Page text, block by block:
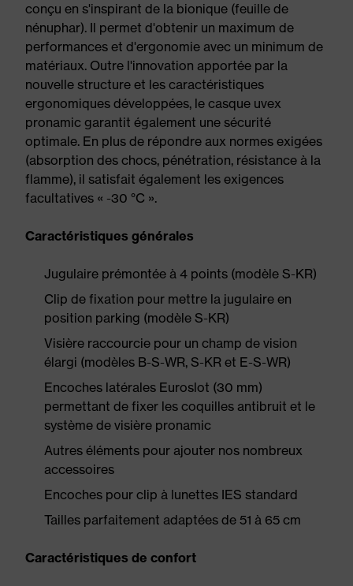
conçu en s'inspirant de la bionique (feuille de
nénuphar). Il permet d'obtenir un maximum de
performances et d'ergonomie avec un minimum de
matériaux. Outre l'innovation apportée par la
nouvelle structure et les caractéristiques
ergonomiques développées, le casque uvex
pronamic garantit également une sécurité
optimale. En plus de répondre aux normes exigées
(absorption des chocs, pénétration, résistance à la
flamme), il satisfait également les exigences
facultatives « -30 °C ».
Caractéristiques générales
Jugulaire prémontée à 4 points (modèle S-KR)
Clip de fixation pour mettre la jugulaire en
position parking (modèle S-KR)
Visière raccourcie pour un champ de vision
élargi (modèles B-S-WR, S-KR et E-S-WR)
Encoches latérales Euroslot (30 mm)
permettant de fixer les coquilles antibruit et le
système de visière pronamic
Autres éléments pour ajouter nos nombreux
accessoires
Encoches pour clip à lunettes IES standard
Tailles parfaitement adaptées de 51 à 65 cm
Caractéristiques de confort